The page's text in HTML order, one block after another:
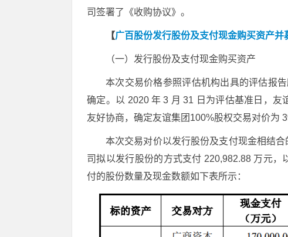
司签署了《收购协议》。
【广百股份发行股份及支付现金购买资产并
（一）发行股份及支付现金购买资产
本次交易价格参照评估机构出具的评估报
确定。以 2020 年 3 月 31 日为评估基准日，
友好协商，确定友谊集团100%股权交易对价为
本次交易对价以发行股份及支付现金相结
司拟以发行股份的方式支付 220,982.88 万元
付的股份数量及现金数额如下表所示：